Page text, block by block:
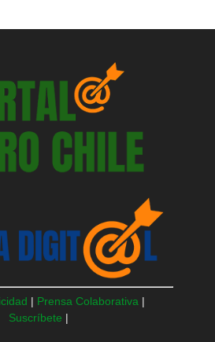
| Prensa Colaborativa |
Suscríbete |